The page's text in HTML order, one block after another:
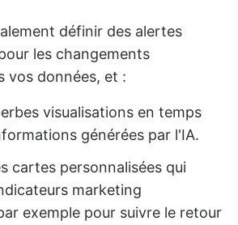
définir des alertes
les changements
vos données, et :
visualisations en temps
générées par l'IA.
cartes personnalisées qui
marketing
exemple pour suivre le retour